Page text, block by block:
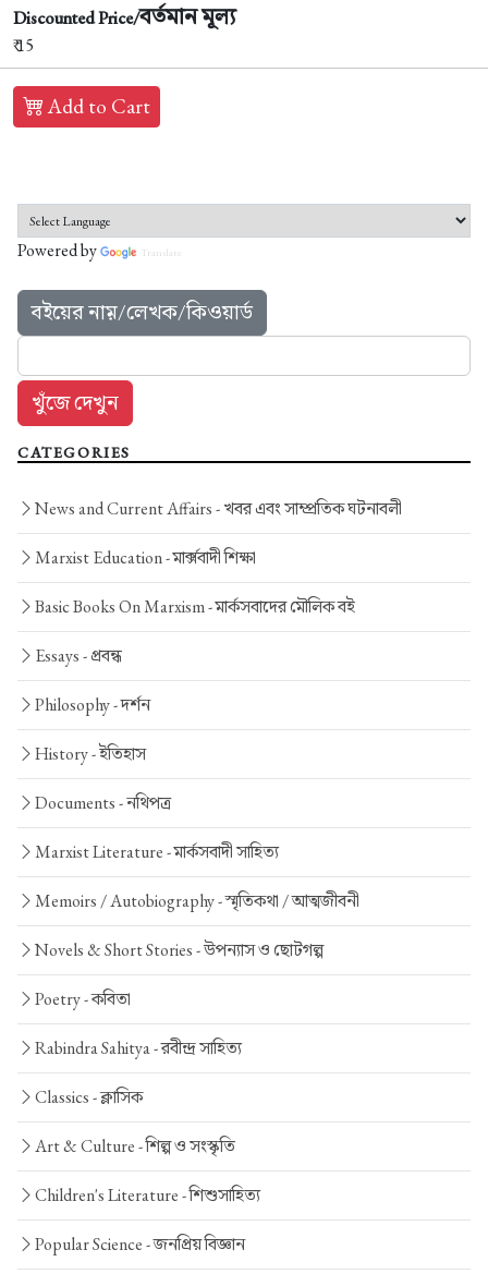
Discounted Price/বর্তমান মূল্য
₹ 15
Add to Cart
Powered by Translate
বইয়ের নাম়/লেখক/কিওয়ার্ড
CATEGORIES
News and Current Affairs -খবর এবং সাম্প্রতিক ঘটনাবলী
Marxist Education -মার্ক্সবাদী শিক্ষা
Basic Books On Marxism -মার্কসবাদের মৌলিক বই
Essays -প্রবন্ধ
Philosophy -দর্শন
History -ইতিহাস
Documents -নথিপত্র
Marxist Literature -মার্কসবাদী সাহিত্য
Memoirs / Autobiography -স্মৃতিকথা / আত্মজীবনী
Novels & Short Stories -উপন্যাস ও ছোটগল্প
Poetry -কবিতা
Rabindra Sahitya -রবীন্দ্র সাহিত্য
Classics -ক্লাসিক
Art & Culture -শিল্প ও সংস্কৃতি
Children's Literature -শিশুসাহিত্য
Popular Science -জনপ্রিয় বিজ্ঞান